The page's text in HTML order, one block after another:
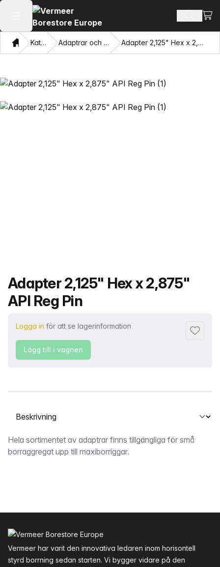
Öppna huvudmenyn Sök
Hem Katalog Adaptrar och dragögon Adapter 2,125" Hex x 2,875" API Reg Pin
Produktnamn
Adapter 2,125" Hex x 2,875"
API Reg Pin
Logga in för att se lagerinformation
Lägg
Lägg till i vagnen
Välj en flik
Beskrivning
Hela sortimentet av adaptrar finns tillgängliga för små
borraggregat upp till maxiborriggar.
Vermeer har varit den innovativa ledaren inom horisontell
styrd borrning sedan starten. Vi bygger vidare på den